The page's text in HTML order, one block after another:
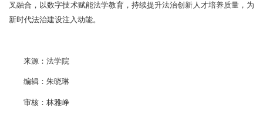
叉融合，以数字技术赋能法学教育，持续提升法治创新人才培养质量，为
新时代法治建设注入动能。
来源：法学院
编辑：朱晓琳
审核：林雅峥